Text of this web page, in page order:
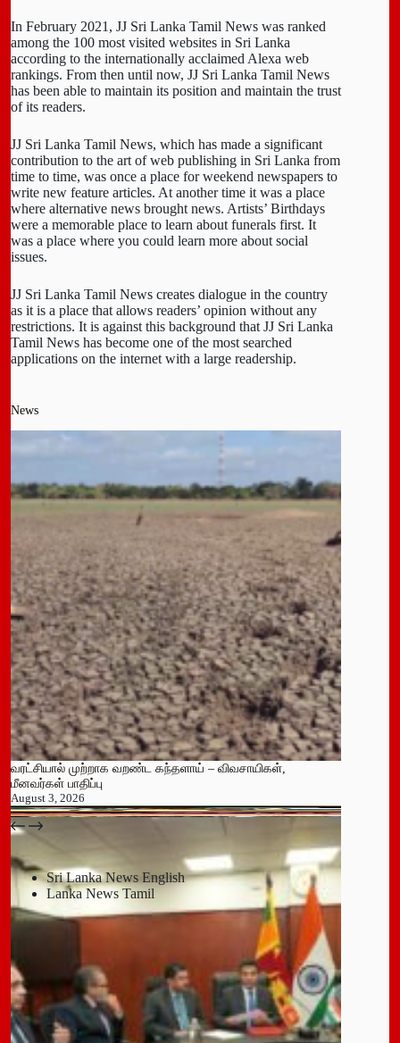
In February 2021, JJ Sri Lanka Tamil News was ranked
among the 100 most visited websites in Sri Lanka
according to the internationally acclaimed Alexa web
rankings. From then until now, JJ Sri Lanka Tamil News
has been able to maintain its position and maintain the trust
of its readers.
JJ Sri Lanka Tamil News, which has made a significant
contribution to the art of web publishing in Sri Lanka from
time to time, was once a place for weekend newspapers to
write new feature articles. At another time it was a place
where alternative news brought news. Artists’ Birthdays
were a memorable place to learn about funerals first. It
was a place where you could learn more about social
issues.
JJ Sri Lanka Tamil News creates dialogue in the country
as it is a place that allows readers’ opinion without any
restrictions. It is against this background that JJ Sri Lanka
Tamil News has become one of the most searched
applications on the internet with a large readership.
News
வரட்சியால் முற்றாக வறண்ட கந்தளாய் – விவசாயிகள்,
மீனவர்கள் பாதிப்பு
August 3, 2026
பதுளை மாநகர சபையின் NPP உறுப்பினர் திடீர் ராஜினாமா!
July 14, 2026
Sri Lanka News English
Lanka News Tamil
Leave a Reply